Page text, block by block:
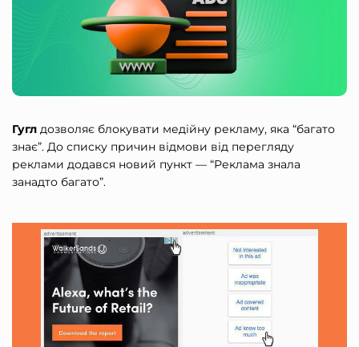
Гугл дозволяє блокувати медійну рекламу, яка “багато
знає”. До списку причин відмови від перегляду
реклами додався новий пункт — “Реклама знала
занадто багато”.